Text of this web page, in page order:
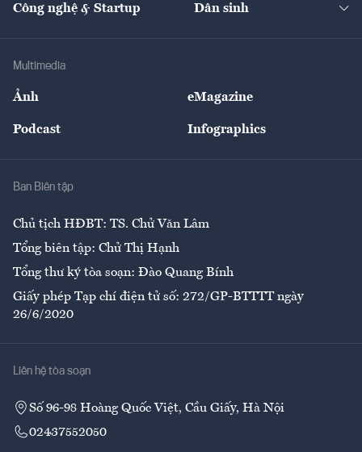
Tư vấn Nông sản
Giải trí
Công nghệ & Startup Dân sinh
Multimedia
Ảnh eMagazine
Podcast Infographics
Ban Biên tập
Chủ tịch HĐBT: TS. Chử Văn Lâm
Tổng biên tập: Chử Thị Hạnh
Tổng thư ký tòa soạn: Đào Quang Bính
Giấy phép Tạp chí điện tử số: 272/GP-BTTTT ngày
26/6/2020
Liên hệ tòa soạn
Số 96-98 Hoàng Quốc Việt, Cầu Giấy, Hà Nội
02437552050